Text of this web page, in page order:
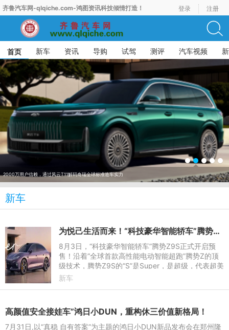
齐鲁汽车网-qlqiche.com-鸿图资讯科技倾情打造！ 登录 注册
首页 新车 资讯 导购 试驾 测评 汽车视频
感恩2000万用户，风云T9L推出九重限时豪礼
新车
为悦己生活而来！“科技豪华智能轿车”腾势Z9S开启预售
8月3日，“科技豪华智能轿车”腾势Z9S正式开启预
售！沿着“全球首款高性能电动智能超跑”腾势Z的顶
级技术，腾势Z9S的“S”是Super，是超级，代表超美
颜值、超长续航、超强驾控和超级智能，为悦己生活
新车
高颜值安全接娃车”鸿日小DUN，重构休三价值新格局！
7月31日,以“真稳 自有答案”为主题的鸿日小DUN新品发布会在郑州隆